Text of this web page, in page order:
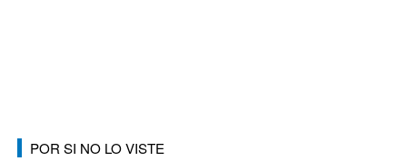
POR SI NO LO VISTE